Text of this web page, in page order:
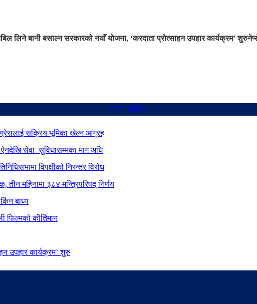
बिल लिने बानी बसाल्न सरकारको नयाँ योजना, ‘करदाता प्रोत्साहन उपहार कार्यक्रम’ शुरु
ताजा अपडेट
सक्रिय भूमिका खेल्न आग्रह
सेवा–सुविधासम्मका माग अघि
विपक्षीको निरन्तर विरोध
तीन महिनामा ३८४ मन्त्रिपरिषद् निर्णय
बाध्य
फिल्मको कीर्तिमान
उपहार कार्यक्रम’ शुरु